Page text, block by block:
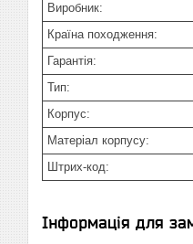
Виробник:
Країна походження:
Гарантія:
Тип:
Корпус:
Матеріал корпусу:
Штрих-код:
Інформація для